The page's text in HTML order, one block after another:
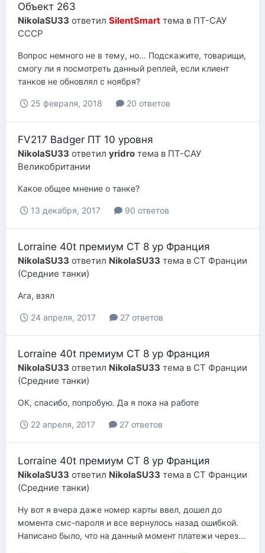
Объект 263
NikolaSU33 ответил SilentSmart тема в ПТ-САУ
СССР
Вопрос немного не в тему, но... Подскажите, товарищи,
смогу ли я посмотреть данный реплей, если клиент
танков не обновлял с ноября?
25 февраля, 2018 20 ответов
FV217 Badger ПТ 10 уровня
NikolaSU33 ответил yridro тема в ПТ-САУ
Великобритании
Какое общее мнение о танке?
13 декабря, 2017 90 ответов
Lorraine 40t премиум СТ 8 ур Франция
NikolaSU33 ответил NikolaSU33 тема в СТ Франции
(Средние танки)
Ага, взял
24 апреля, 2017 27 ответов
Lorraine 40t премиум СТ 8 ур Франция
NikolaSU33 ответил NikolaSU33 тема в СТ Франции
(Средние танки)
ОК, спасибо, попробую. Да я пока на работе
22 апреля, 2017 27 ответов
Lorraine 40t премиум СТ 8 ур Франция
NikolaSU33 ответил NikolaSU33 тема в СТ Франции
(Средние танки)
Ну вот я вчера даже номер карты ввел, дошел до
момента смс-пароля и все вернулось назад ошибкой.
Написано было, что на данный момент платежи через...